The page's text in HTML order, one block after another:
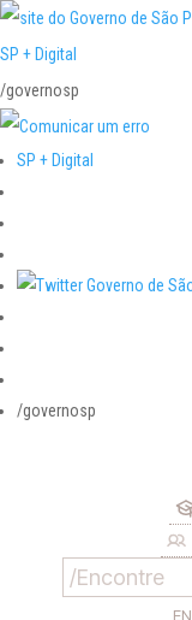
SP + Digital
/governosp
SP + Digital
/governosp
EN